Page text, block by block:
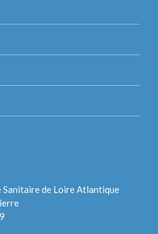
Sanitaire de Loire Atlantique